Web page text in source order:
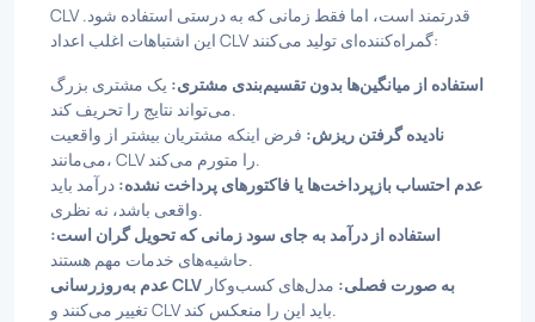
CLV قدرتمند است، اما فقط زمانی که به درستی استفاده شود.
این اشتباهات اغلب اعداد CLV گمراه‌کننده‌ای تولید می‌کنند:
استفاده از میانگین‌ها بدون تقسیم‌بندی مشتری: یک مشتری بزرگ
می‌تواند نتایج را تحریف کند.
نادیده گرفتن ریزش: فرض اینکه مشتریان بیشتر از واقعیت
می‌مانند، CLV را متورم می‌کند.
عدم احتساب بازپرداخت‌ها یا فاکتورهای پرداخت نشده: درآمد باید
واقعی باشد، نه نظری.
استفاده از درآمد به جای سود زمانی که تحویل گران است:
حاشیه‌های خدمات مهم هستند.
عدم به‌روزرسانی CLV به صورت فصلی: مدل‌های کسب‌وکار
تغییر می‌کنند و CLV باید این را منعکس کند.